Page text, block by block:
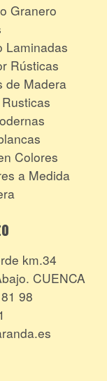
Granero
Laminadas
Rústicas
de Madera
Colores
a Medida
km.34
CUENCA
98